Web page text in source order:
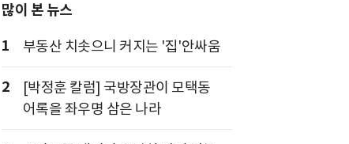
많이 본 뉴스
1
부동산 치솟으니 커지는 '집'안싸움
2
[박정훈 칼럼] 국방장관이 모택동
어록을 좌우명 삼은 나라